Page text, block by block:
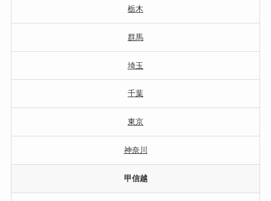
栃木
群馬
埼玉
千葉
東京
神奈川
甲信越